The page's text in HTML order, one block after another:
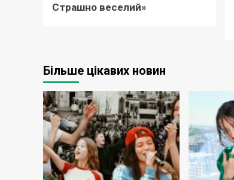
Страшно веселий»
Більше цікавих новин